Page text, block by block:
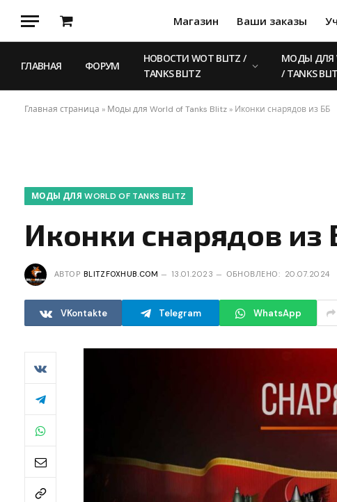
Корзина
Магазин Ваши заказы
ГЛАВНАЯ ФОРУМ
НОВОСТИ WOT BLITZ /
TANKS BLITZ
МОДЫ ДЛЯ
/ TANKS
Главная страница » Моды для World of Tanks Blitz » Иконки снарядов из ББ
МОДЫ ДЛЯ WORLD OF TANKS BLITZ
Иконки снарядов из
АВТОР BLITZFOXHUB.COM 13.01.2023 ОБНОВЛЕНО: 20.07.2024
VKontakte Telegram WhatsApp